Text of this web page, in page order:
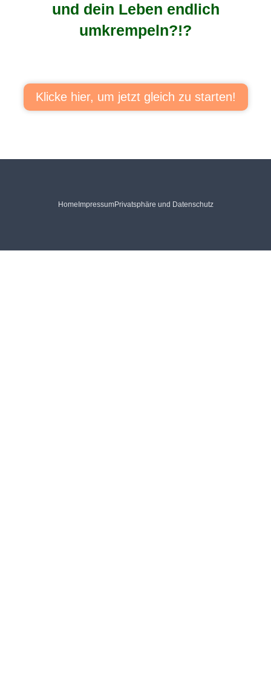
und dein Leben endlich
umkrempeln?!?
Klicke hier, um jetzt gleich zu starten!
Home ImpressumPrivatsphäre und Datenschutz